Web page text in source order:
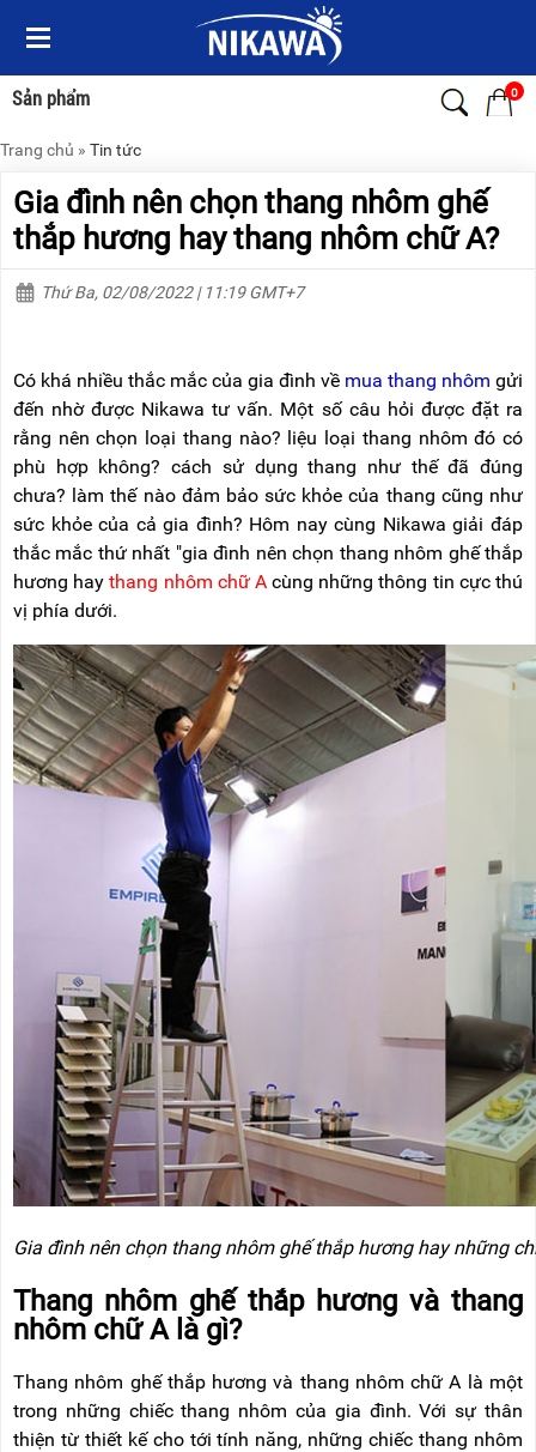
Sản phẩm 0
Menu
Sản
phẩm
TRANG
THANG
NHÔM
XE
BỘ
DÂY
HIỂM
TỰ
ĐỘNG
XE
NÂNG
VIDEO
TIN
TỨC
BÁO
CHÍ
NÓI
Menu
Sản
phẩm
TRANG
THANG
NHÔM
THANG
THANG
NHÔM
ĐÌNH
THANG
GẤP
(THANG
LỒNG)
CÁCH
ĐIỆN
THANG
NHÔM
CHỮ
A
THANG
XE
HÀNG
BỘ
DÂY
HIỂM
TỰ
ĐỘNG
XE
NÂNG
TAY
Trang chủ » Tin tức
Gia đình nên chọn thang nhôm ghế
thắp hương hay thang nhôm chữ A?
Thứ Ba, 02/08/2022 | 11:19 GMT+7
Có khá nhiều thắc mắc của gia đình về mua thang nhôm gửi
đến nhờ được Nikawa tư vấn. Một số câu hỏi được đặt ra
rằng nên chọn loại thang nào? liệu loại thang nhôm đó có
phù hợp không? cách sử dụng thang như thế đã đúng
chưa? làm thế nào đảm bảo sức khỏe của thang cũng như
sức khỏe của cả gia đình? Hôm nay cùng Nikawa giải đáp
thắc mắc thứ nhất "gia đình nên chọn thang nhôm ghế thắp
hương haythang nhôm chữ Acùng những thông tin cực thú
vị phía dưới.
Gia đình nên chọn thang nhôm ghế thắp hương hay những
Thang nhôm ghế thắp hương và thang
nhôm chữ A là gì?
Thang nhôm ghế thắp hương và thang nhôm chữ A là một
trong những chiếc thang nhôm của gia đình. Với sự thân
thiện từ thiết kế cho tới tính năng, những chiếc thang nhôm